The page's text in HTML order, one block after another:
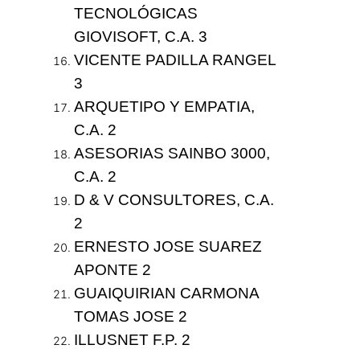
TECNOLÓGICAS
GIOVISOFT, C.A. 3
VICENTE PADILLA RANGEL
3
ARQUETIPO Y EMPATIA,
C.A. 2
ASESORIAS SAINBO 3000,
C.A. 2
D & V CONSULTORES, C.A.
2
ERNESTO JOSE SUAREZ
APONTE 2
GUAIQUIRIAN CARMONA
TOMAS JOSE 2
ILLUSNET F.P. 2